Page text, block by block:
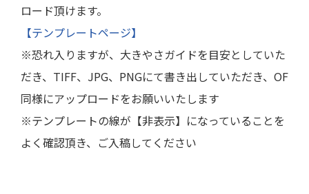
ロード頂けます。
【テンプレートページ】
※恐れ入りますが、大きやさガイドを目安としていた
だき、TIFF、JPG、PNGにて書き出していただき、OF
同様にアップロードをお願いいたします
※テンプレートの線が【非表示】になっていることを
よく確認頂き、ご入稿してください